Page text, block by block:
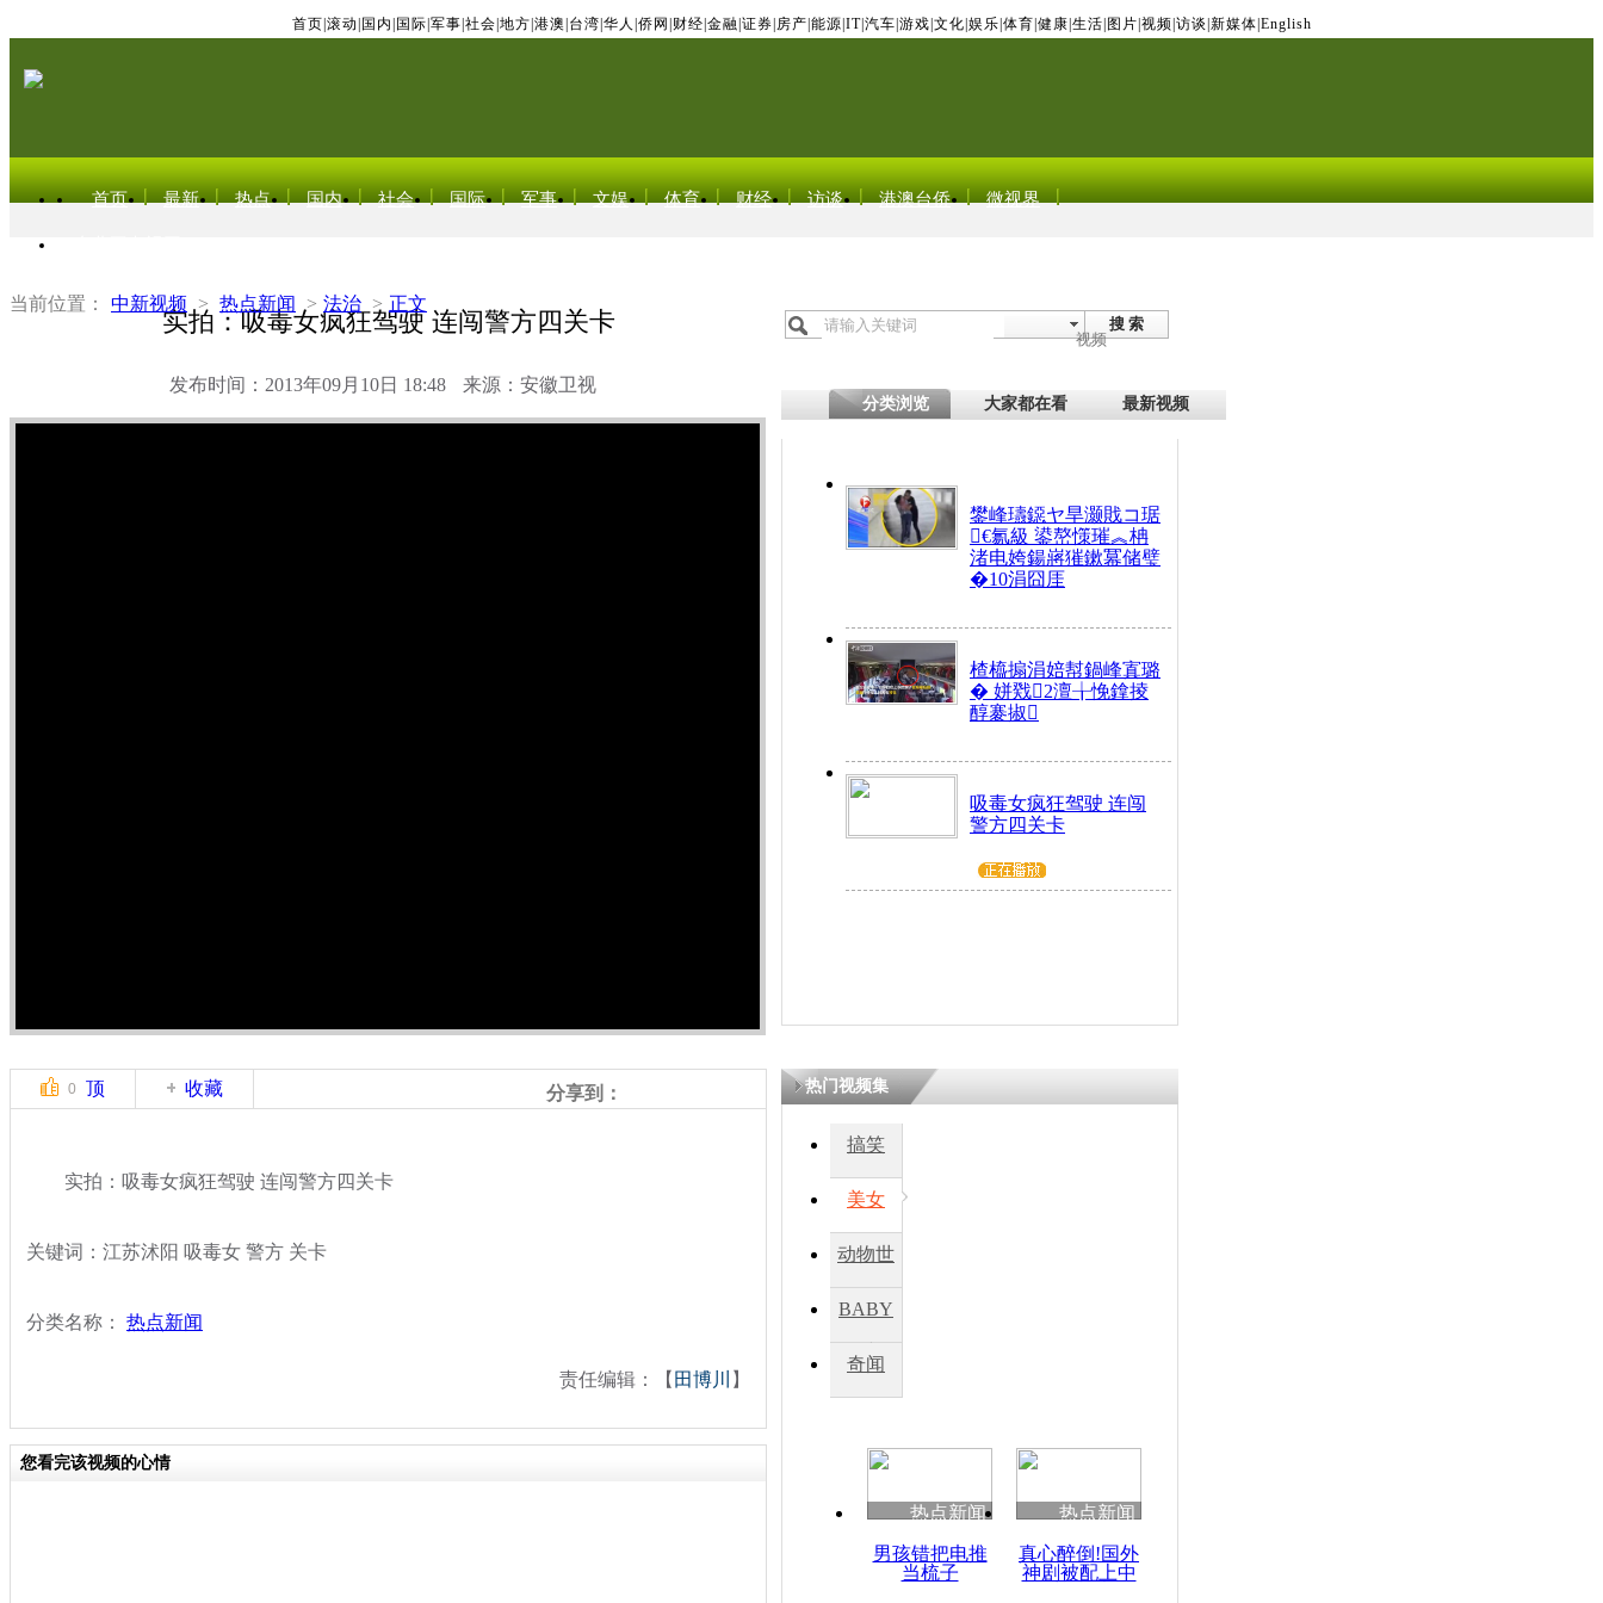
首页 滚动 国内 国际 军事 社会 地方 港澳 台湾 华人 侨网 财经 金融 证券 房产 能源 IT| 汽车 游戏 文化 娱乐 体育 健康 生活 图片 视频 访谈 新媒体 English
首页 最新 热点 国内 社会 国际 军事 文娱 体育 财经 访谈 港澳台侨 微视界
当前位置： 中新视频 > 热点新闻 > 法治 > 正文
实拍：吸毒女疯狂驾驶 连闯警方四关卡
发布时间：2013年09月10日 18:48 来源：安徽卫视
搜 索
视频
分类浏览 大家都在看 最新视频
鐢峰瓙鐚ヤ旱灏戝コ琚
€氱級 鍙嶅憡璀︽柟
渚电姱鍚嶈獕鏉冪储璧
�10涓囧厓
楂橀搧涓婄幇鍋峰寘璐
� 姘戣2澶╁悗鎿掕
醇褰掓
吸毒女疯狂驾驶 连闯
警方四关卡
0 顶 收藏 分享到：
实拍：吸毒女疯狂驾驶 连闯警方四关卡
关键词：江苏沭阳 吸毒女 警方 关卡
分类名称： 热点新闻
责任编辑：【 田博川 】
您看完该视频的心情
热门视频集
搞笑
美女
动物世
BABY
秀
奇闻
热点新闻
男孩错把电推
当梳子
热点新闻
真心醉倒!国外
神剧被配上中